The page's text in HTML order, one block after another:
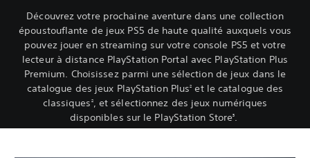
Découvrez votre prochaine aventure dans une collection
époustouflante de jeux PS5 de haute qualité auxquels vous
pouvez jouer en streaming sur votre console PS5 et votre
lecteur à distance PlayStation Portal avec PlayStation Plus
Premium. Choisissez parmi une sélection de jeux dans le
catalogue des jeux PlayStation Plus2
et le catalogue des
classiques 2, et sélectionnez des jeux numériques
disponibles sur le PlayStation Store3 .